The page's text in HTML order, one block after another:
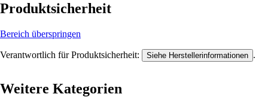
Produktsicherheit
Bereich überspringen
Verantwortlich für Produktsicherheit: Siehe Herstellerinformationen .
Weitere Kategorien